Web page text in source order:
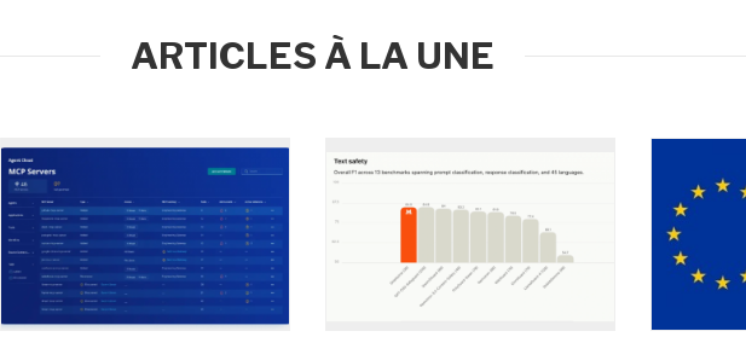
ARTICLES À LA UNE